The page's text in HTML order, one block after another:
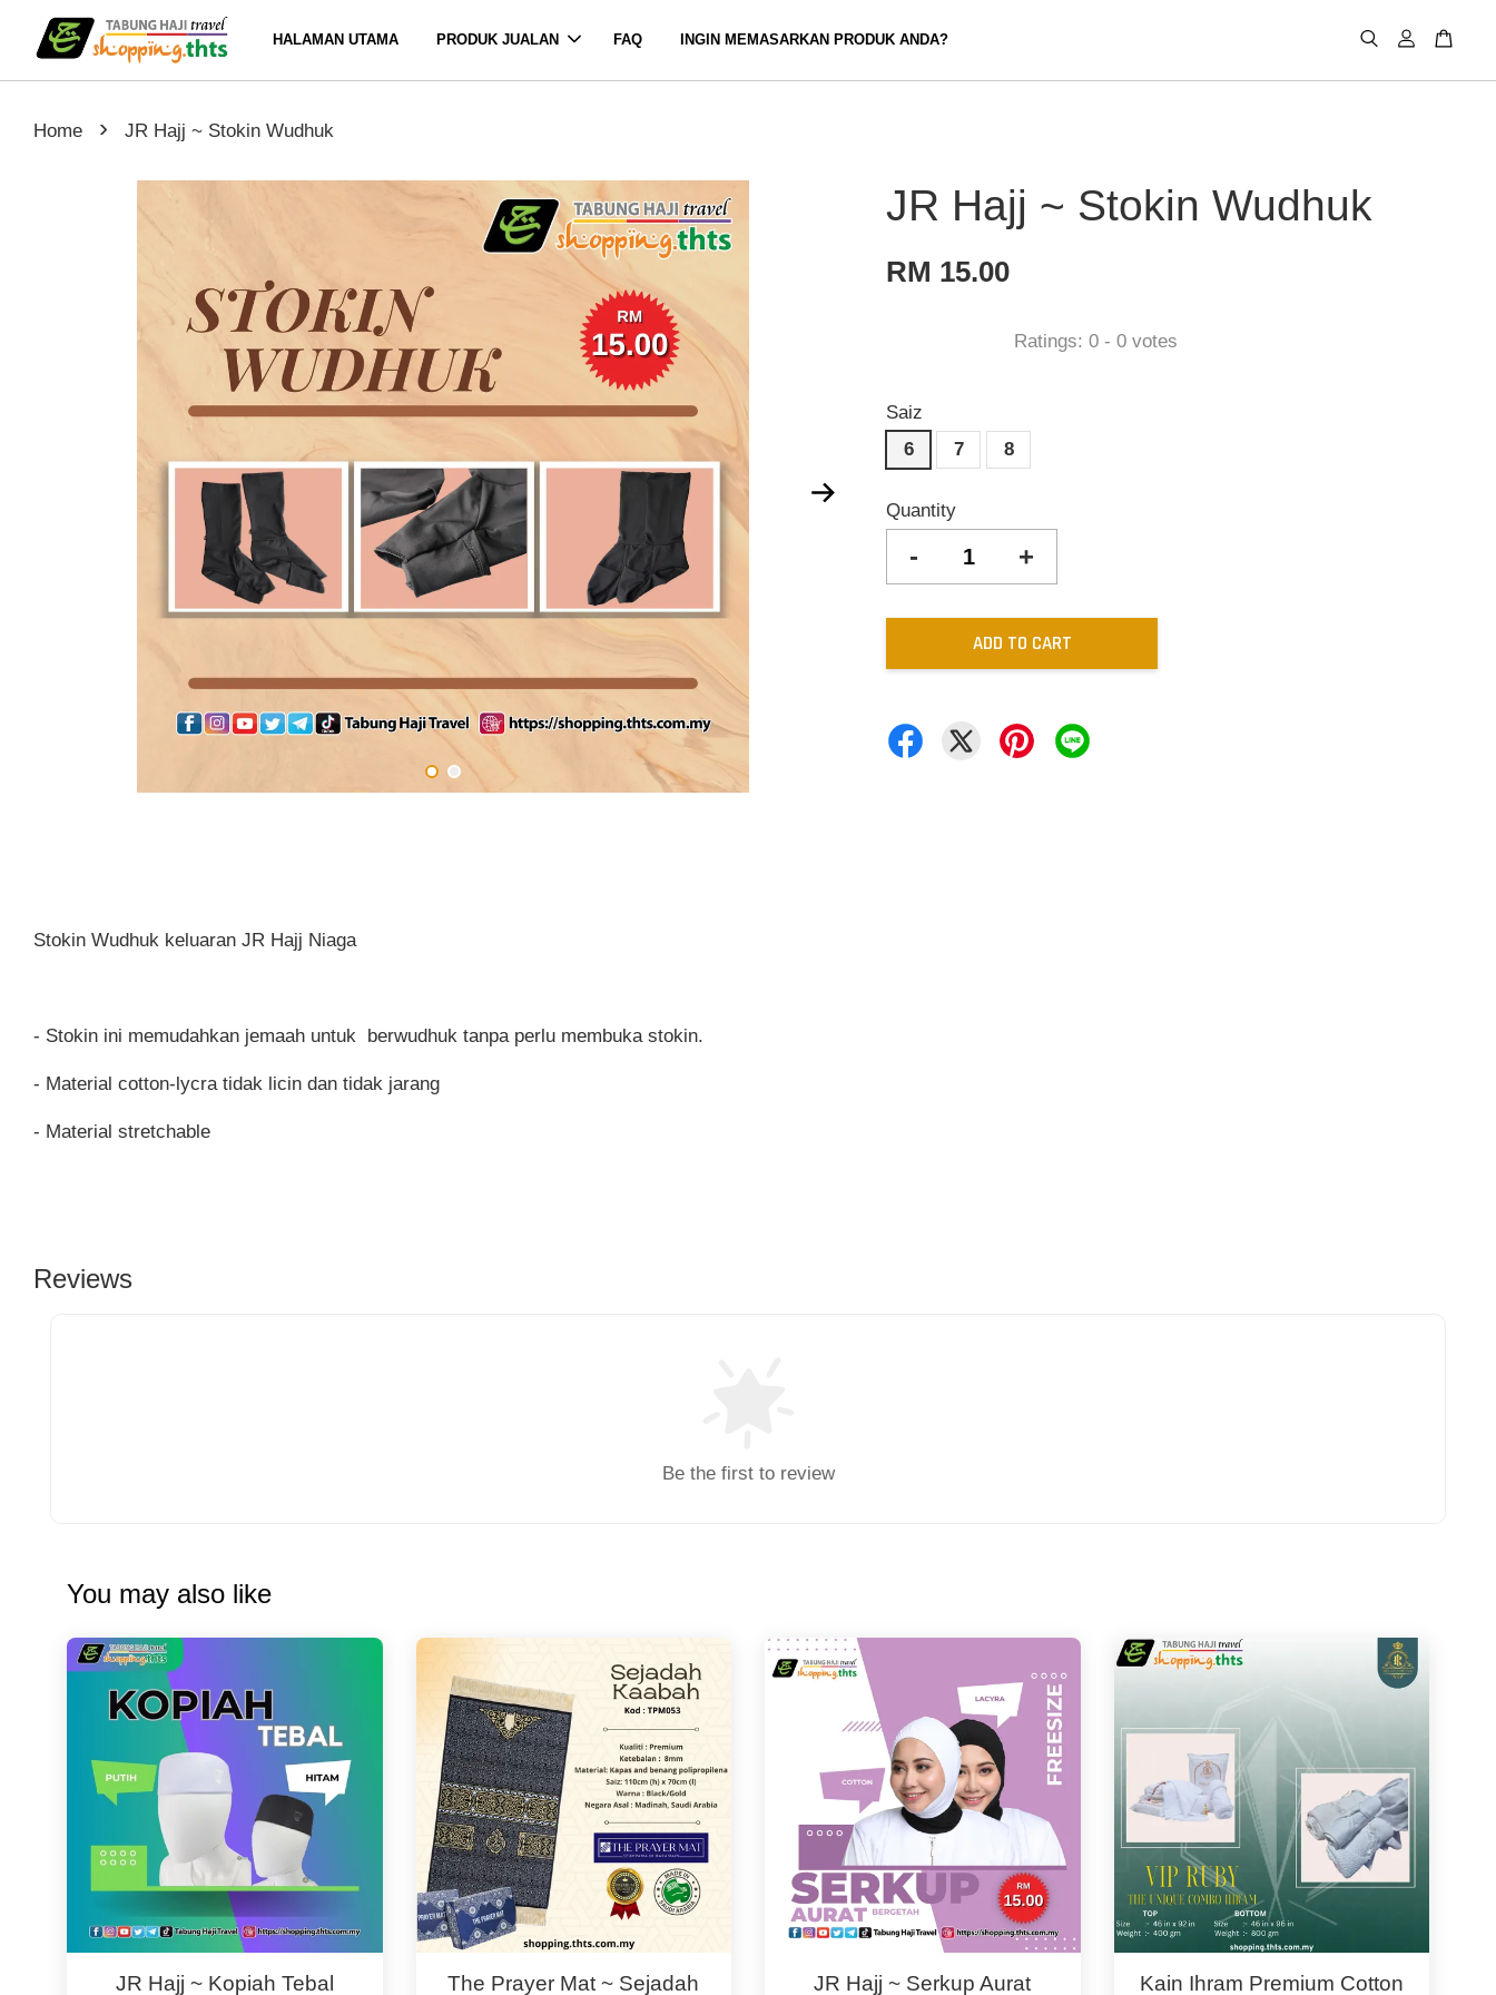
HALAMAN UTAMA PRODUK JUALAN FAQ INGIN MEMASARKAN PRODUK ANDA?
Home › JR Hajj ~ Stokin Wudhuk
JR Hajj ~ Stokin Wudhuk
RM 15.00
Ratings:0 -0 votes
Saiz
6
7 8
Quantity
- +
ADD TO CART
Stokin Wudhuk keluaran JR Hajj Niaga
- Stokin ini memudahkan jemaah untuk berwudhuk tanpa perlu membuka stokin.
- Material cotton-lycra tidak licin dan tidak jarang
- Material stretchable
Reviews
Be the first to review
You may also like
JR Hajj ~ Kopiah Tebal The Prayer Mat ~ Sejadah JR Hajj ~ Serkup Aurat Kain Ihram Premium Cotton